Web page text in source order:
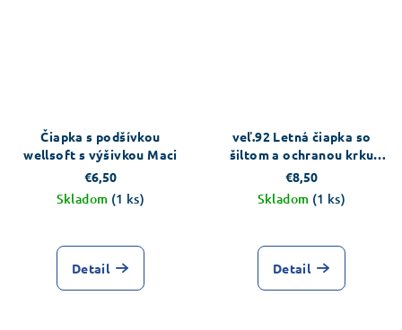
Čiapka s podšívkou
wellsoft s výšivkou Maci
€6,50
Skladom (1 ks)
Detail
veľ.92 Letná čiapka so
šiltom a ochranou krku
biela
€8,50
Skladom (1 ks)
Detail